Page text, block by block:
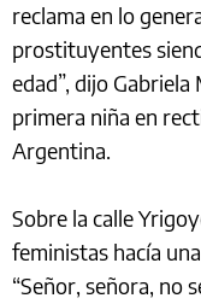
reclama en lo
prostituyentes
edad”, dijo
primera niña en
Argentina.
Sobre la calle
feministas hacía
“Señor, señora, no